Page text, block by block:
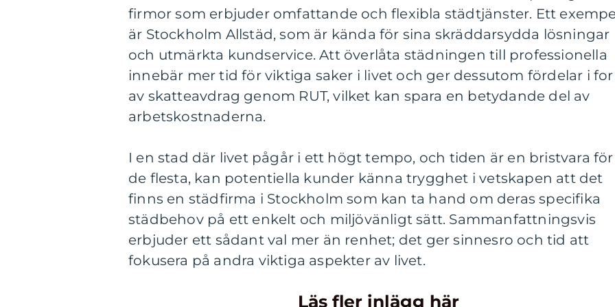
firmor som erbjuder omfattande och flexibla städtjänster. Ett
är Stockholm Allstäd, som är kända för sina skräddarsydda lösningar
och utmärkta kundservice. Att överlåta städningen till professionella
innebär mer tid för viktiga saker i livet och ger dessutom fördelar i
av skatteavdrag genom RUT, vilket kan spara en betydande del av
arbetskostnaderna.
I en stad där livet pågår i ett högt tempo, och tiden är en bristvara för
de flesta, kan potentiella kunder känna trygghet i vetskapen att det
finns en städfirma i Stockholm som kan ta hand om deras specifika
städbehov på ett enkelt och miljövänligt sätt. Sammanfattningsvis
erbjuder ett sådant val mer än renhet; det ger sinnesro och tid att
fokusera på andra viktiga aspekter av livet.
Läs fler inlägg här